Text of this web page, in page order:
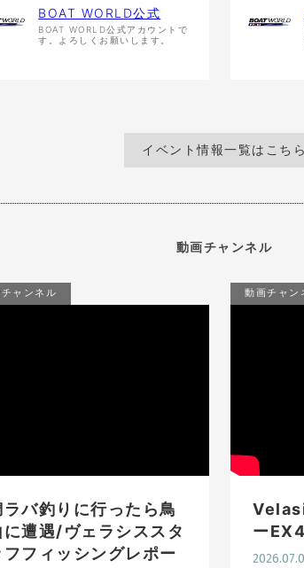
BOAT WORLD公式
BOAT WORLD公式アカウントで
す。よろしくお願いします。
イベント情報一覧はこちら
動画チャンネル
ャンネル
ラバ釣りに行ったら鳥
に遭遇/ヴェラシススタ
フフィッシングレポー
動画チャン
ー